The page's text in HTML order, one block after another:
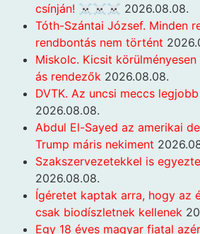
csínján! ☠️☠️☠️ 2026.08.08.
Tóth-Szántai József. Minden
rendbontás nem történt
Miskolc. Kicsit
ás rendezők 2026.08.08.
DVTK. Az uncsi meccs
2026.08.08.
Abdul El-Sayed az amerikai
Trump máris nekiment
Szakszervezetekkel is
2026.08.08.
Ígéretet kaptak arra, hogy az
csak biodíszletnek kellenek
Egy 18 éves magyar fiatal